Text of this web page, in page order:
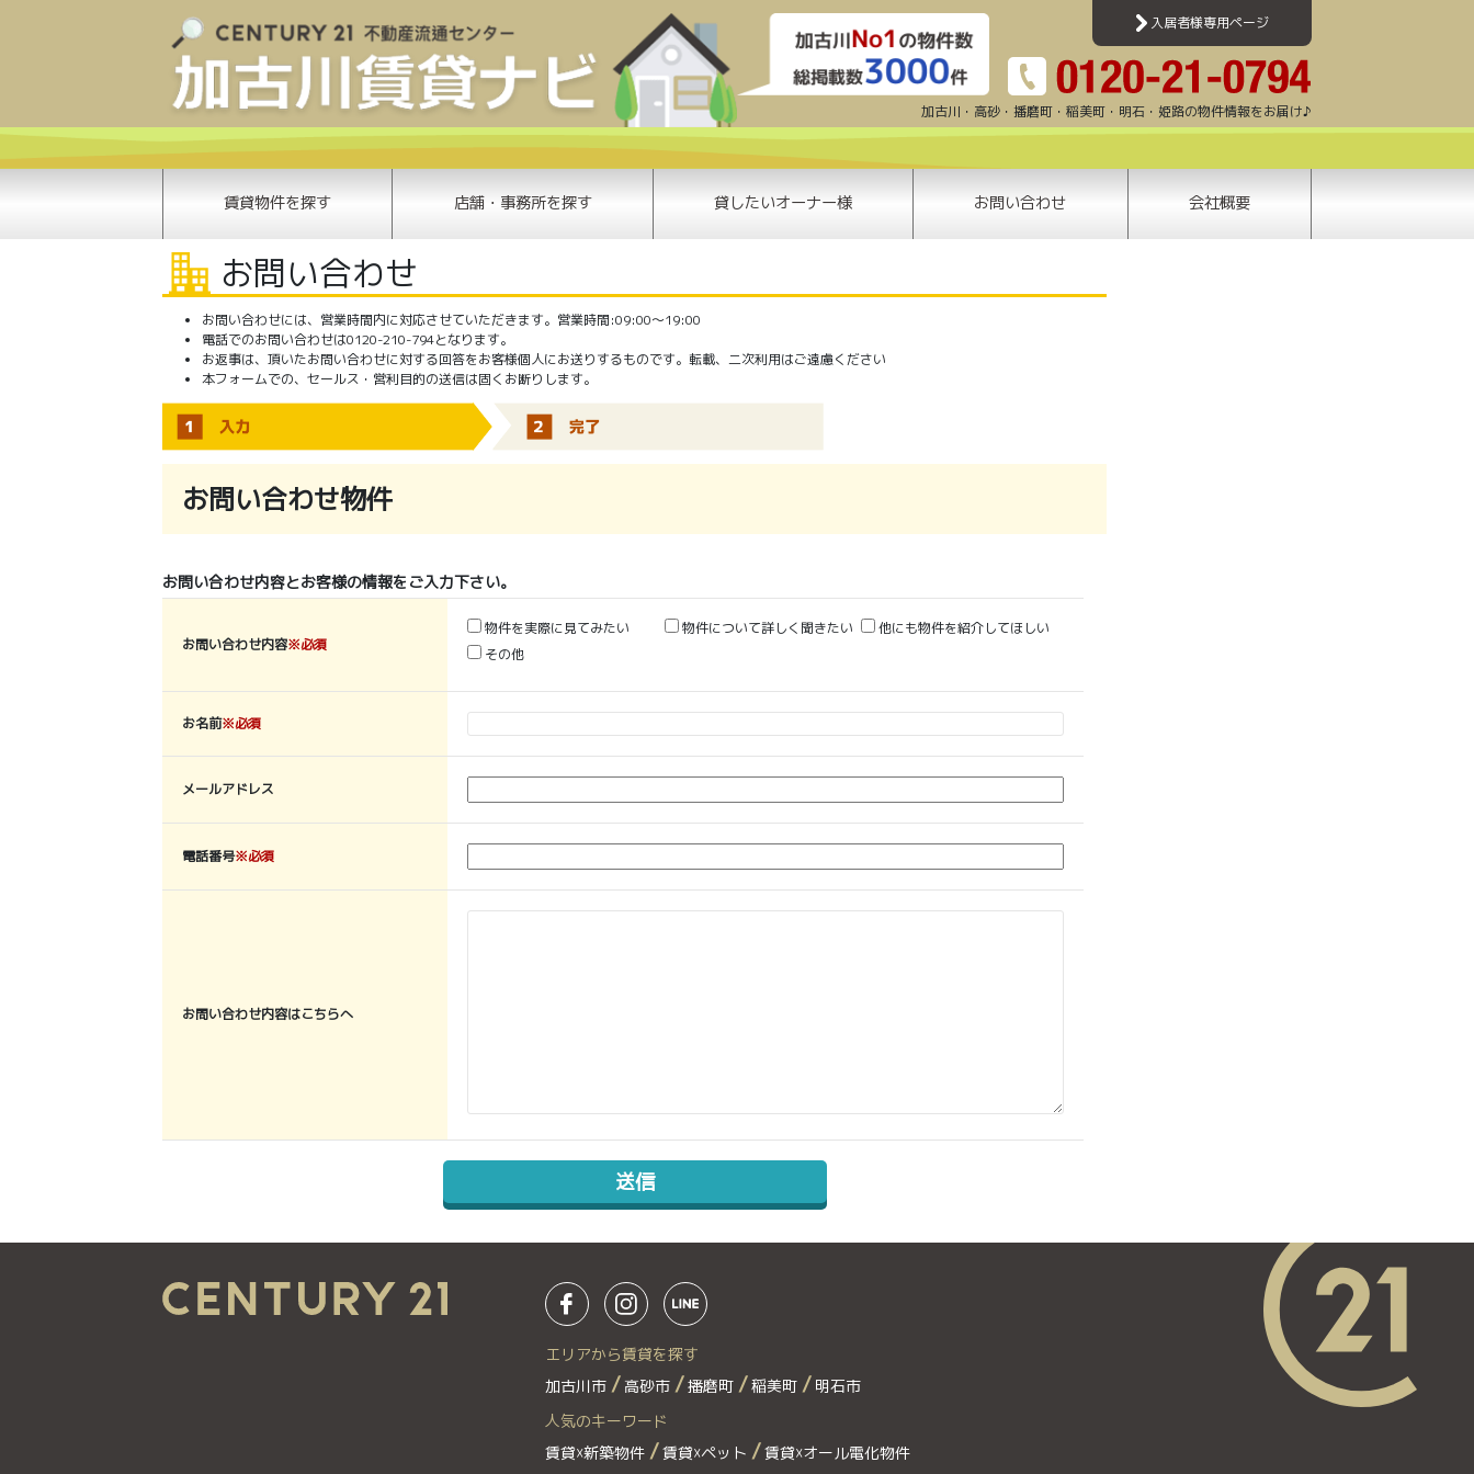
賃貸問い合わせ | 加古川賃貸ナビ | 加古川・高砂・姫路・明石エリアのアパート・マンション・賃貸一戸建て・テナント情報
入居者様専用ページ
加古川・高砂・播磨町・稲美町・明石・姫路の物件情報をお届け♪
賃貸物件を探す 店舗・事務所を探す 貸したいオーナー様 お問い合わせ 会社概要
お問い合わせ
お問い合わせには、営業時間内に対応させていただきます。営業時間:09:00〜19:00
電話でのお問い合わせは0120-210-794となります。
お返事は、頂いたお問い合わせに対する回答をお客様個人にお送りするものです。転載、二次利用はご遠慮ください
本フォームでの、セールス・営利目的の送信は固くお断りします。
お問い合わせ物件
お問い合わせ内容とお客様の情報をご入力下さい。
お問い合わせ内容※必須
物件を実際に見てみたい 物件について詳しく聞きたい
他にも物件を紹介してほしい
その他
お名前※必須
メールアドレス
電話番号※必須
お問い合わせ内容はこちらへ
エリアから賃貸を探す
加古川市
高砂市 播磨町 稲美町
明石市
人気のキーワード
賃貸☓新築物件
賃貸☓ペット 賃貸☓オール電化物件